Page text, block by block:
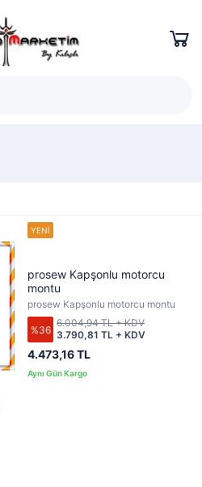
prosew Kapşonlu motorcu
montu
prosew Kapşonlu motorcu montu
%36
4.473,16 TL
3.790,81 TL + KDV
6.004,94 TL + KDV